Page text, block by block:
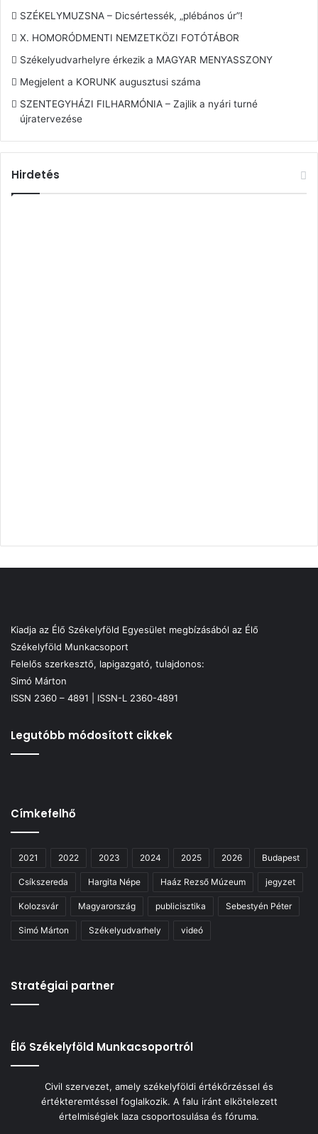
SZÉKELYMUZSNA – Dicsértessék, „plébános úr”!
X. HOMORÓDMENTI NEMZETKÖZI FOTÓTÁBOR
Székelyudvarhelyre érkezik a MAGYAR MENYASSZONY
Megjelent a KORUNK augusztusi száma
SZENTEGYHÁZI FILHARMÓNIA – Zajlik a nyári turné
újratervezése
Hirdetés
Kiadja az Élő Székelyföld Egyesület megbízásából az Élő
Székelyföld Munkacsoport
Felelős szerkesztő, lapigazgató, tulajdonos:
Simó Márton
ISSN 2360 – 4891 | ISSN-L 2360-4891
Legutóbb módosított cikkek
Címkefelhő
2021 2022 2023 2024 2025 2026 Budapest
Csíkszereda Hargita Népe Haáz Rezső Múzeum jegyzet
Kolozsvár Magyarország publicisztika Sebestyén Péter
Simó Márton Székelyudvarhely videó
Stratégiai partner
Élő Székelyföld Munkacsoportról
Civil szervezet, amely székelyföldi értékőrzéssel és
értékteremtéssel foglalkozik. A falu iránt elkötelezett
értelmiségiek laza csoportosulása és fóruma.